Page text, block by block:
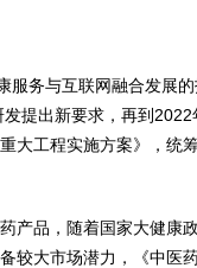
服务与互联网融合发展
提出新要求，再到2022
大工程实施方案》，统
产品，随着国家大健康
较大市场潜力，《中医